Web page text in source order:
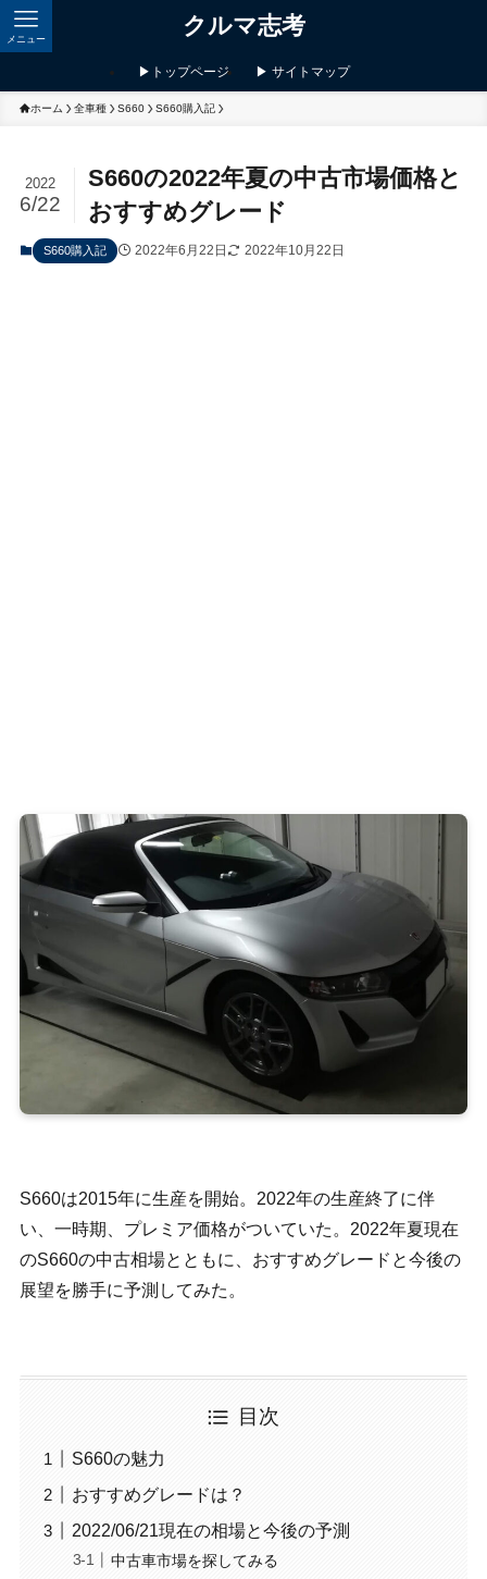
クルマ志考
メニュー
▶トップページ ▶ サイトマップ
ホーム 全車種 S660 S660購入記
S660の2022年夏の中古市場価格と
おすすめグレード
2022
6/22
S660購入記 2022年6月22日 2022年10月22日
S660は2015年に生産を開始。2022年の生産終了に伴
い、一時期、プレミア価格がついていた。2022年夏現在
のS660の中古相場とともに、おすすめグレードと今後の
展望を勝手に予測してみた。
目次
S660の魅力
おすすめグレードは？
2022/06/21現在の相場と今後の予測
中古車市場を探してみる